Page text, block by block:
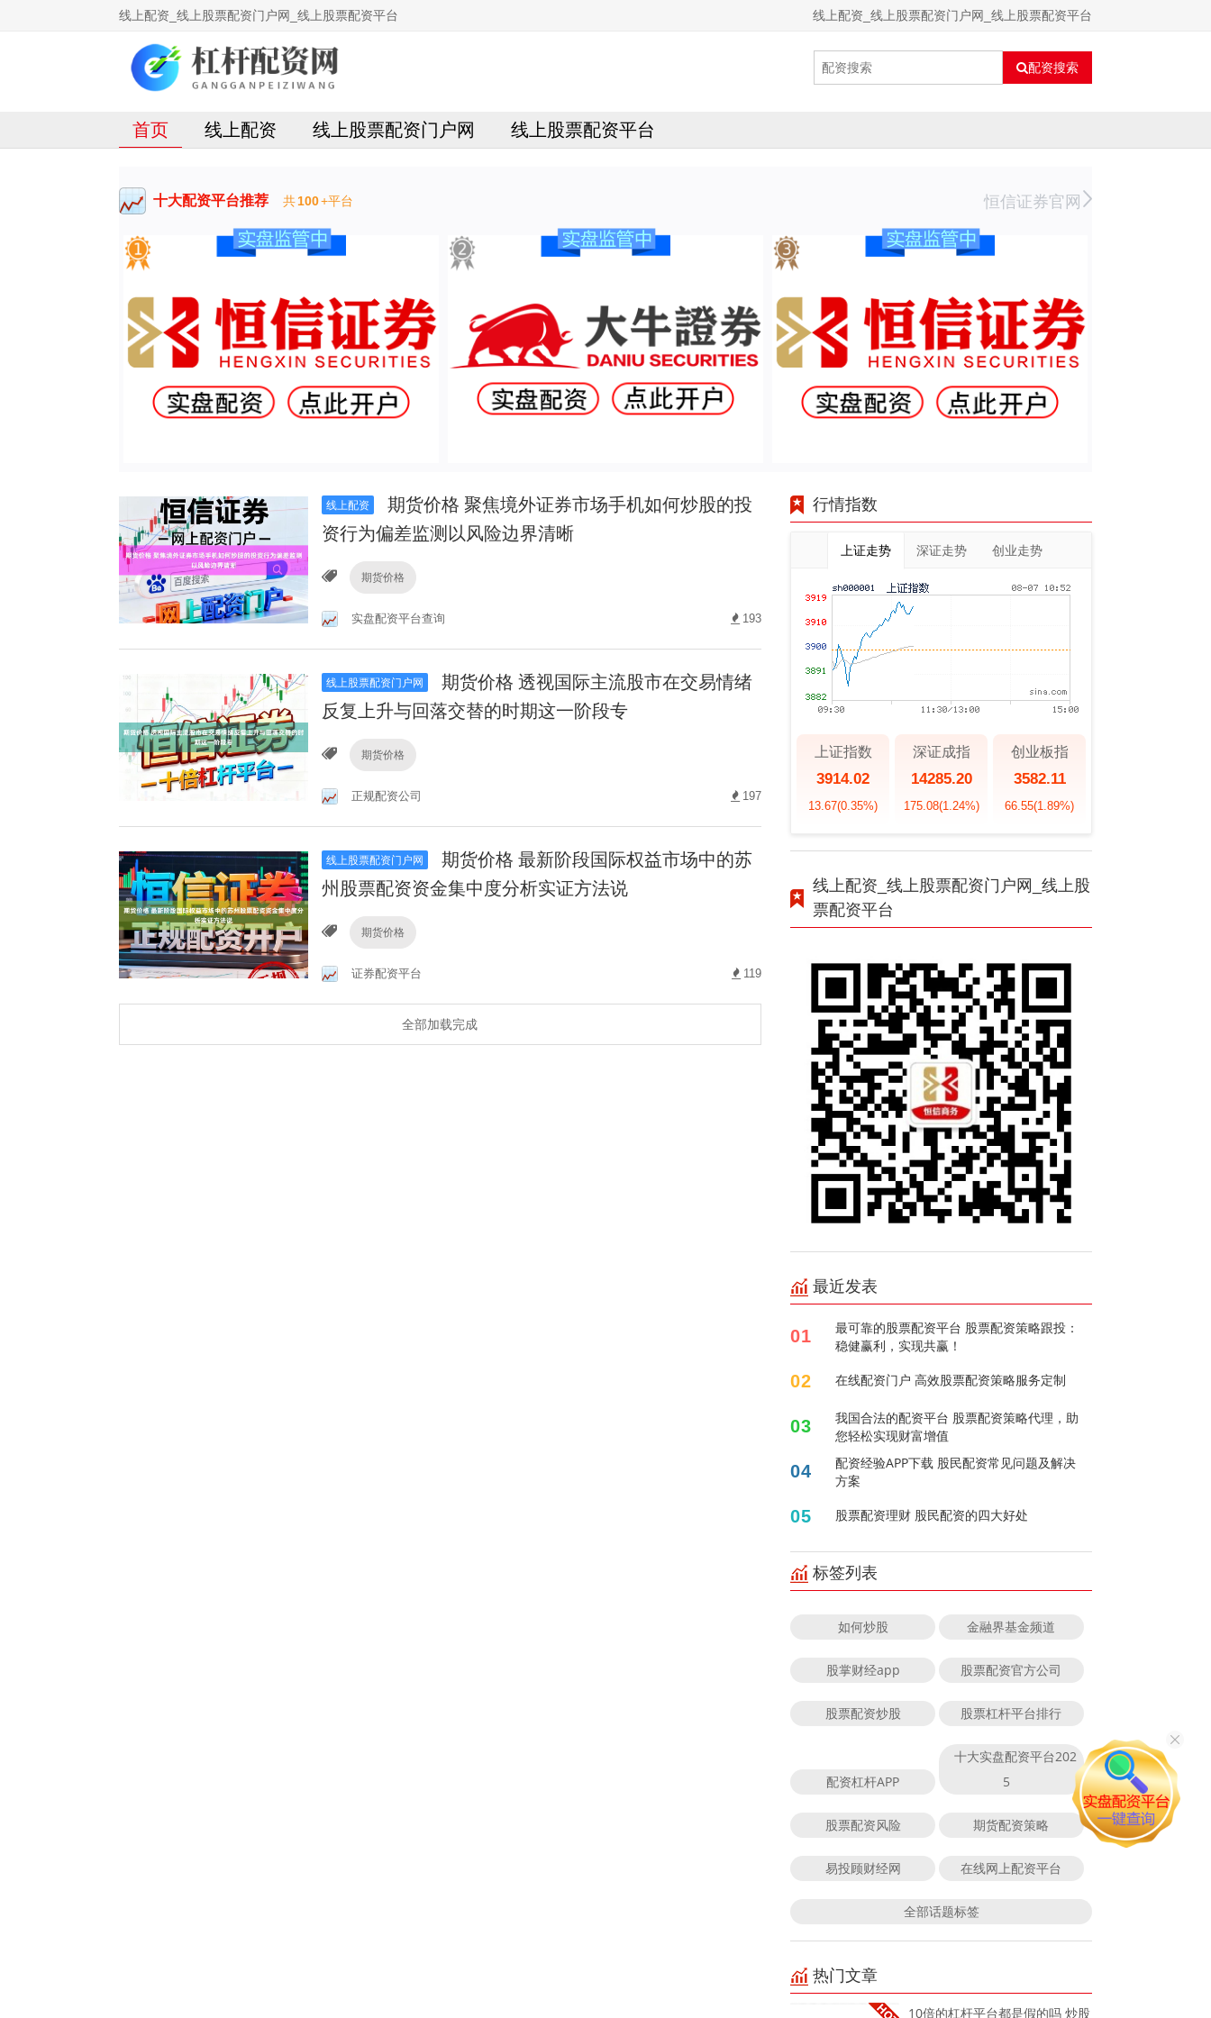
线上配资_线上股票配资门户网_线上股票配资平台 线上配资_线上股票配资门户网_线上股票配资平台
配资搜索
首页 线上配资 线上股票配资门户网 线上股票配资平台
十大配资平台推荐 共100+平台 恒信证券官网
线上配资
期货价格 聚焦境外证券市场手机如何炒股的投
资行为偏差监测以风险边界清晰
期货价格
实盘配资平台查询 193
线上股票配资门户网
期货价格 透视国际主流股市在交易情绪
反复上升与回落交替的时期这一阶段专
期货价格
正规配资公司 197
线上股票配资门户网
期货价格 最新阶段国际权益市场中的苏
州股票配资资金集中度分析实证方法说
期货价格
证券配资平台 119
全部加载完成
行情指数
上证走势 深证走势 创业走势
上证指数
3914.02
13.67(0.35%)
深证成指
14285.20
175.08(1.24%)
创业板指
3582.11
66.55(1.89%)
线上配资_线上股票配资门户网_线上股
票配资平台
最近发表
01
最可靠的股票配资平台 股票配资策略跟投：
稳健赢利，实现共赢！
02 在线配资门户 高效股票配资策略服务定制
03
我国合法的配资平台 股票配资策略代理，助
您轻松实现财富增值
04
配资经验APP下载 股民配资常见问题及解决
方案
05 股票配资理财 股民配资的四大好处
标签列表
如何炒股 金融界基金频道
股掌财经app 股票配资官方公司
股票配资炒股 股票杠杆平台排行
配资杠杆APP
十大实盘配资平台202
5
股票配资风险 期货配资策略
易投顾财经网 在线网上配资平台
全部话题标签
热门文章
10倍的杠杆平台都是假的吗 炒股